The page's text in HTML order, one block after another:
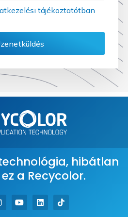
tájékoztatótban
hibátlan
a Recycolor.